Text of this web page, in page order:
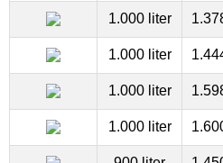
1.000 liter
1.000 liter
1.000 liter
1.000 liter